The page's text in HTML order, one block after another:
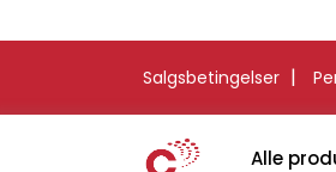
Salgsbetingelser |
Alle